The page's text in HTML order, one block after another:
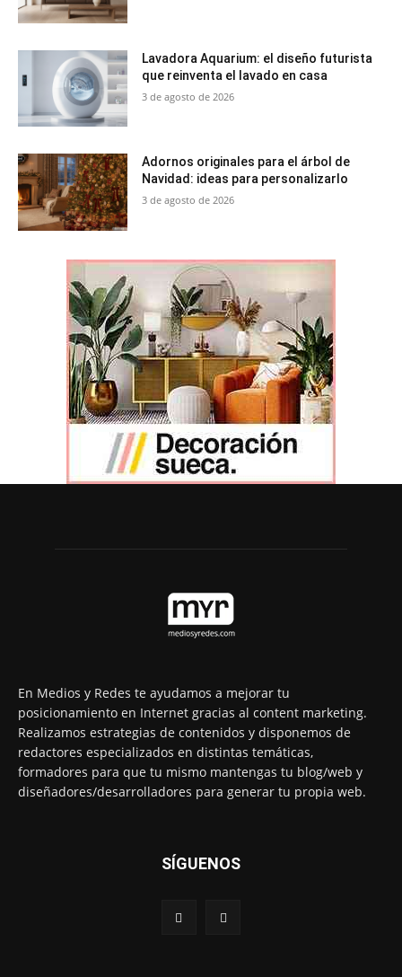
Lavadora Aquarium: el diseño futurista
que reinventa el lavado en casa
3 de agosto de 2026
Adornos originales para el árbol de
Navidad: ideas para personalizarlo
3 de agosto de 2026
En Medios y Redes te ayudamos a mejorar tu
posicionamiento en Internet gracias al content marketing.
Realizamos estrategias de contenidos y disponemos de
redactores especializados en distintas temáticas,
formadores para que tu mismo mantengas tu blog/web y
diseñadores/desarrolladores para generar tu propia web.
SÍGUENOS